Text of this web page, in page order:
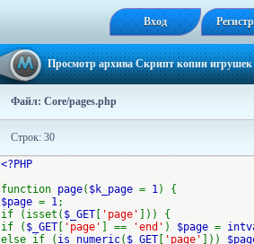
Вход
Просмотр архива Скрипт копии игрушек
Файл: Core/pages.php
Строк: 30
<?PHP
function page( $k_page = 1) {
$page = 1;
if (isset( $_GET 'page'
])) {
if ( $_GET 'page' ] == 'end' ) $page =
else if ( is_numeric( $_GET 'page' ]))